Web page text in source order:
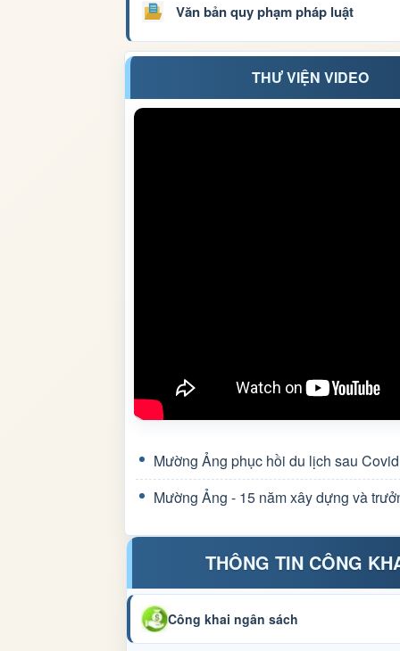
Văn bản quy phạm pháp luật
THƯ VIỆN VIDEO
Mường Ảng phục hồi du lịch sau
Mường Ảng - 15 năm xây dựng và
THÔNG TIN CÔNG
Công khai ngân sách